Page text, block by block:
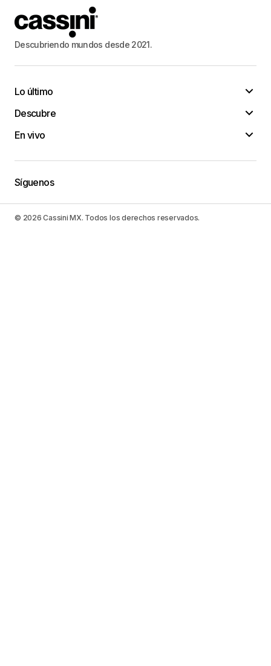
Descubriendo mundos desde 2021.
Lo último
Descubre
En vivo
Síguenos
© 2026 Cassini MX. Todos los derechos reservados.